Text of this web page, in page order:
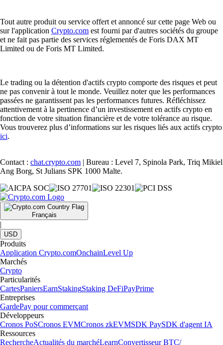
Tout autre produit ou service offert et annoncé sur cette page Web ou
sur l'application Crypto.com est fourni par d'autres sociétés du groupe
et ne fait pas partie des services réglementés de Foris DAX MT
Limited ou de Foris MT Limited.
Le trading ou la détention d'actifs crypto comporte des risques et peut
ne pas convenir à tout le monde. Veuillez noter que les performances
passées ne garantissent pas les performances futures. Réfléchissez
attentivement à la pertinence d’un investissement en actifs crypto en
fonction de votre situation financière et de votre tolérance au risque.
Vous trouverez plus d’informations sur les risques liés aux actifs crypto
ici.
Contact : chat.crypto.com | Bureau : Level 7, Spinola Park, Triq Mikiel
Ang Borg, St Julians SPK 1000 Malte.
Français
|
USD
Produits
Application Crypto.comOnchainLevel Up
Marchés
Crypto
Particularités
CartesPaniersEarnStakingStaking DeFiPayPrime
Entreprises
GardePay pour commerçant
Développeurs
Cronos PoSCronos EVMCronos zkEVMSDK PaySDK d'agent IA
Ressources
RechercheActualités du marchéLearnConvertisseur BTC/